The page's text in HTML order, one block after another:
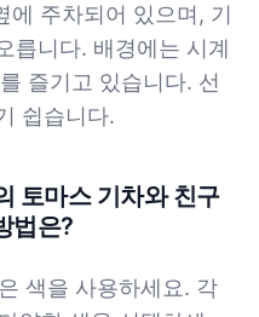
에 주차되어 있으며, 기
릅니다. 배경에는 시계
즐기고 있습니다. 선
쉽습니다.
토마스 기차와 친구
법은?
색을 사용하세요. 각